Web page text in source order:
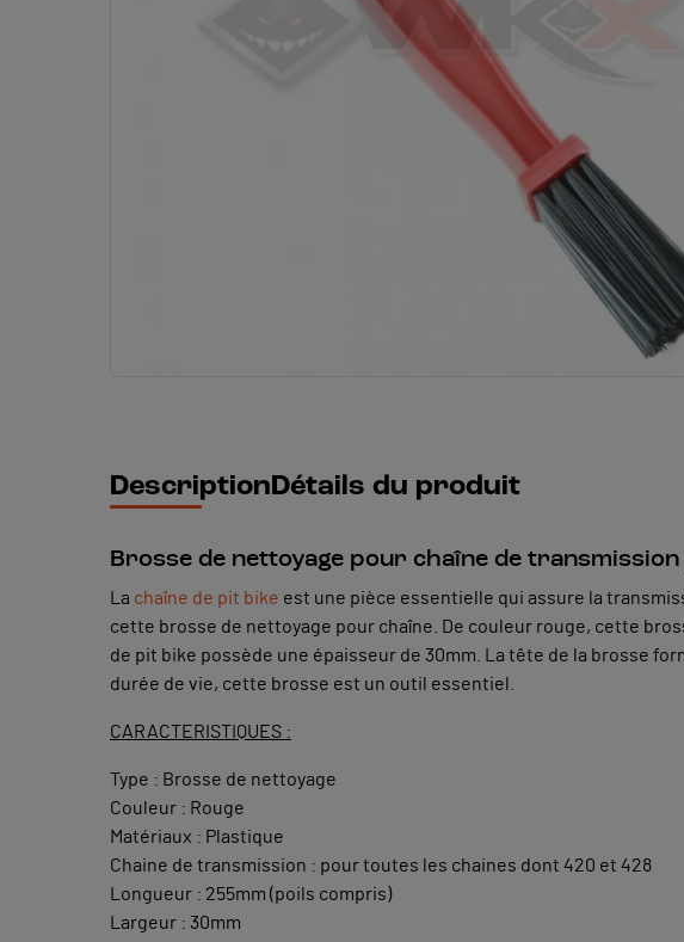
DescriptionDétails du produit
Brosse de nettoyage pour chaîne de
La chaîne de pit bike est une pièce essentielle qui assure la
cette brosse de nettoyage pour chaîne. De couleur rouge, cette
de pit bike possède une épaisseur de 30mm. La tête de la brosse
durée de vie, cette brosse est un outil essentiel.
CARACTERISTIQUES :
Type : Brosse de nettoyage
Couleur : Rouge
Matériaux : Plastique
Chaine de transmission : pour toutes les chaines dont 420 et 428
Longueur : 255mm (poils compris)
Largeur : 30mm